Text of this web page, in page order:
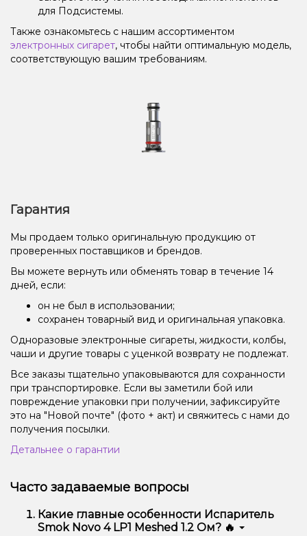
для Подсистемы.
Также ознакомьтесь с нашим ассортиментом
электронных сигарет, чтобы найти оптимальную модель,
соответствующую вашим требованиям.
Гарантия
Мы продаем только оригинальную продукцию от
проверенных поставщиков и брендов.
Вы можете вернуть или обменять товар в течение 14
дней, если:
он не был в использовании;
сохранен товарный вид и оригинальная упаковка.
Одноразовые электронные сигареты, жидкости, колбы,
чаши и другие товары с уценкой возврату не подлежат.
Все заказы тщательно упаковываются для сохранности
при транспортировке. Если вы заметили бой или
повреждение упаковки при получении, зафиксируйте
это на "Новой почте" (фото + акт) и свяжитесь с нами до
получения посылки.
Детальнее о гарантии
Часто задаваемые вопросы
Какие главные особенности Испаритель
Smok Novo 4 LP1 Meshed 1.2 Ом? 🔥